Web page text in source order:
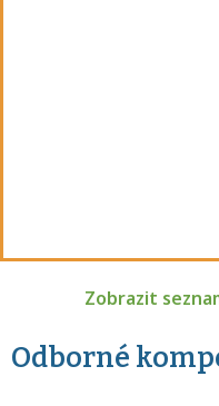
Zobrazit
Odborné